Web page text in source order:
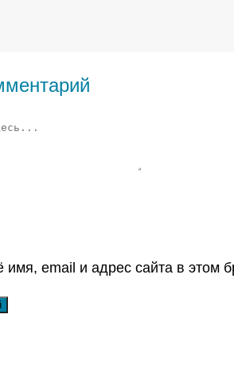
имя, email и адрес сайта в этом